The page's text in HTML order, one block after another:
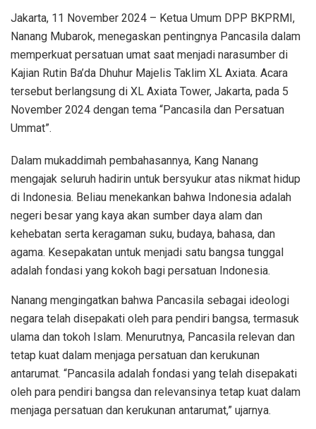
Jakarta, 11 November 2024 – Ketua Umum DPP BKPRMI,
Nanang Mubarok, menegaskan pentingnya Pancasila dalam
memperkuat persatuan umat saat menjadi narasumber di
Kajian Rutin Ba’da Dhuhur Majelis Taklim XL Axiata. Acara
tersebut berlangsung di XL Axiata Tower, Jakarta, pada 5
November 2024 dengan tema “Pancasila dan Persatuan
Ummat”.
Dalam mukaddimah pembahasannya, Kang Nanang
mengajak seluruh hadirin untuk bersyukur atas nikmat hidup
di Indonesia. Beliau menekankan bahwa Indonesia adalah
negeri besar yang kaya akan sumber daya alam dan
kehebatan serta keragaman suku, budaya, bahasa, dan
agama. Kesepakatan untuk menjadi satu bangsa tunggal
adalah fondasi yang kokoh bagi persatuan Indonesia.
Nanang mengingatkan bahwa Pancasila sebagai ideologi
negara telah disepakati oleh para pendiri bangsa, termasuk
ulama dan tokoh Islam. Menurutnya, Pancasila relevan dan
tetap kuat dalam menjaga persatuan dan kerukunan
antarumat. “Pancasila adalah fondasi yang telah disepakati
oleh para pendiri bangsa dan relevansinya tetap kuat dalam
menjaga persatuan dan kerukunan antarumat,” ujarnya.